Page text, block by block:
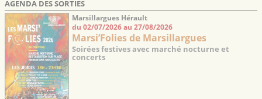
AGENDA DES SORTIES
Marsillargues Hérault
du 02/07/2026 au 27/08/2026
Marsi’Folies de Marsillargues
Soirées festives avec marché nocturne et
concerts